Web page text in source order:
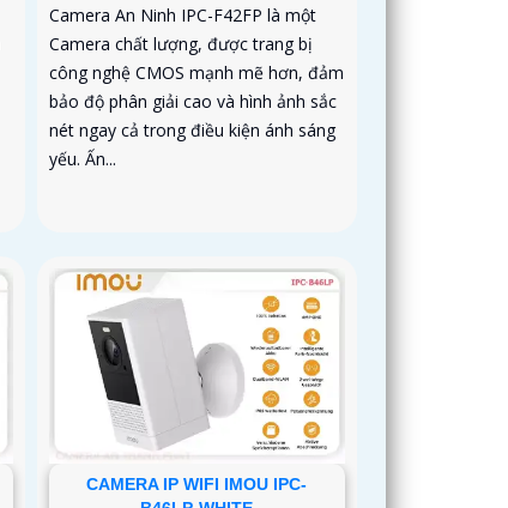
Camera An Ninh IPC-F42FP là một
Camera chất lượng, được trang bị
công nghệ CMOS mạnh mẽ hơn, đảm
bảo độ phân giải cao và hình ảnh sắc
nét ngay cả trong điều kiện ánh sáng
yếu. Ấn...
CAMERA IP WIFI IMOU IPC-